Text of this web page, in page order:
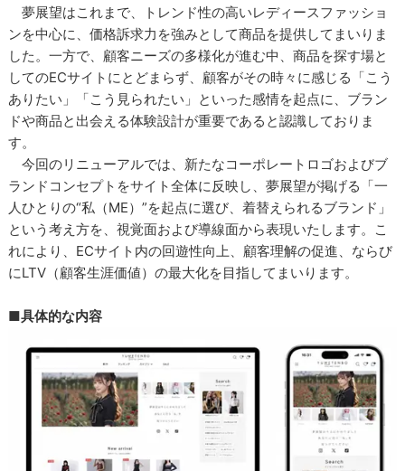
夢展望はこれまで、トレンド性の高いレディースファッショ
ンを中心に、価格訴求力を強みとして商品を提供してまいりま
した。一方で、顧客ニーズの多様化が進む中、商品を探す場と
してのECサイトにとどまらず、顧客がその時々に感じる「こう
ありたい」「こう見られたい」といった感情を起点に、ブラン
ドや商品と出会える体験設計が重要であると認識しておりま
す。
今回のリニューアルでは、新たなコーポレートロゴおよびブ
ランドコンセプトをサイト全体に反映し、夢展望が掲げる「一
人ひとりの“私（ME）”を起点に選び、着替えられるブランド」
という考え方を、視覚面および導線面から表現いたします。こ
れにより、ECサイト内の回遊性向上、顧客理解の促進、ならび
にLTV（顧客生涯価値）の最大化を目指してまいります。
■具体的な内容